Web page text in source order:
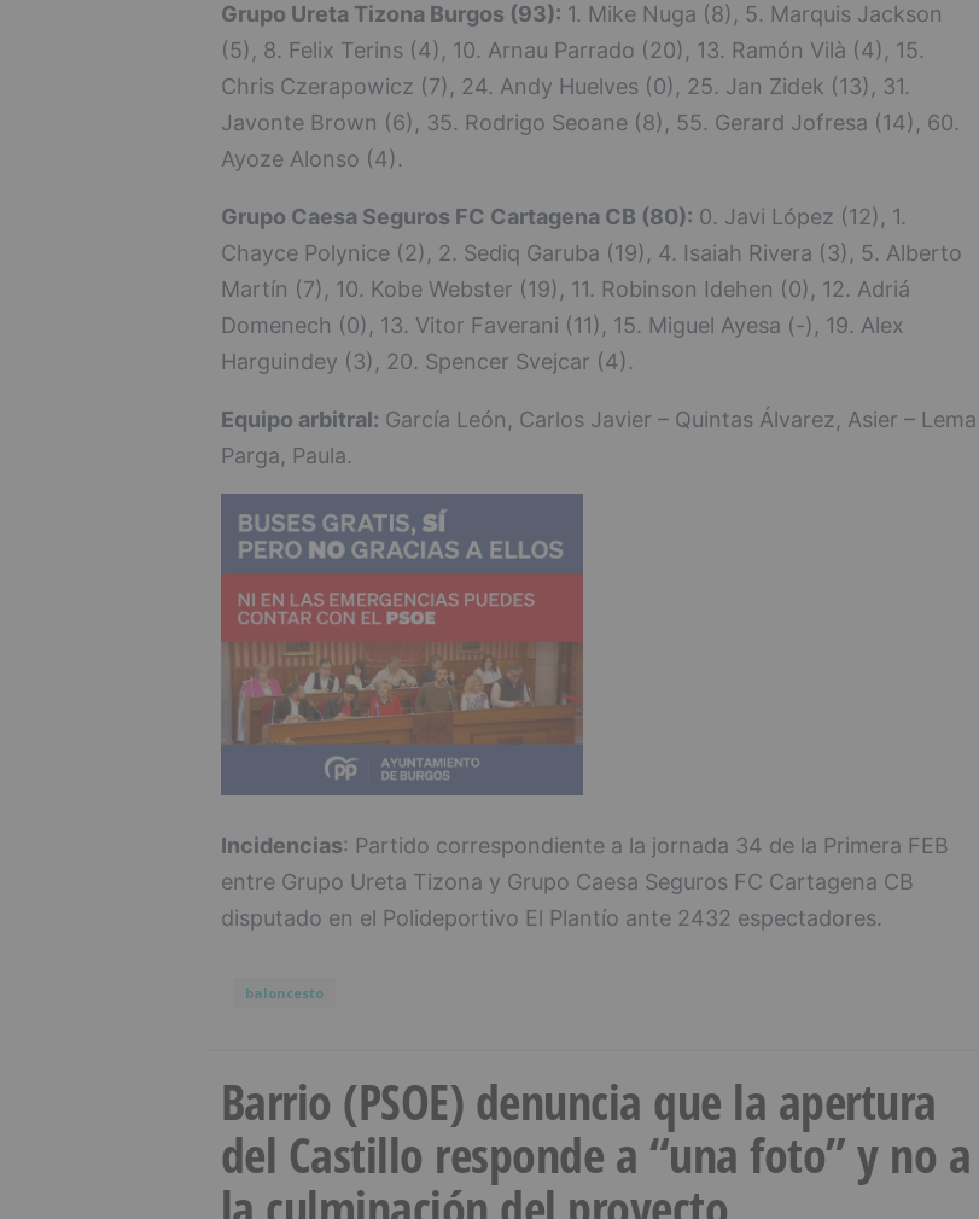
Grupo Ureta Tizona Burgos (93): 1. Mike Nuga (8), 5. Marquis Jackson
(5), 8. Felix Terins (4), 10. Arnau Parrado (20), 13. Ramón Vilà (4), 15.
Chris Czerapowicz (7), 24. Andy Huelves (0), 25. Jan Zidek (13), 31.
Javonte Brown (6), 35. Rodrigo Seoane (8), 55. Gerard Jofresa (14), 60.
Ayoze Alonso (4).
Grupo Caesa Seguros FC Cartagena CB (80): 0. Javi López (12), 1.
Chayce Polynice (2), 2. Sediq Garuba (19), 4. Isaiah Rivera (3), 5. Alberto
Martín (7), 10. Kobe Webster (19), 11. Robinson Idehen (0), 12. Adriá
Domenech (0), 13. Vitor Faverani (11), 15. Miguel Ayesa (-), 19. Alex
Harguindey (3), 20. Spencer Svejcar (4).
Equipo arbitral: García León, Carlos Javier – Quintas Álvarez, Asier – Lema
Parga, Paula.
Incidencias: Partido correspondiente a la jornada 34 de la Primera FEB
entre Grupo Ureta Tizona y Grupo Caesa Seguros FC Cartagena CB
disputado en el Polideportivo El Plantío ante 2432 espectadores.
baloncesto
Barrio (PSOE) denuncia que la apertura
del Castillo responde a “una foto” y no a